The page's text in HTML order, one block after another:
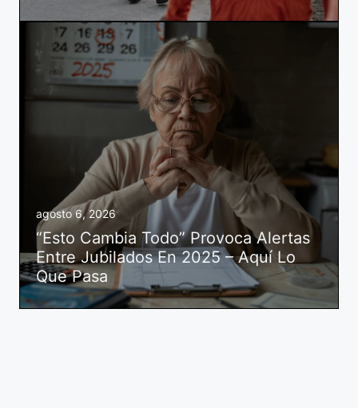
agosto 6, 2026
“Esto Cambia Todo” Provoca Alertas
Entre Jubilados En 2025 – Aquí Lo
Que Pasa